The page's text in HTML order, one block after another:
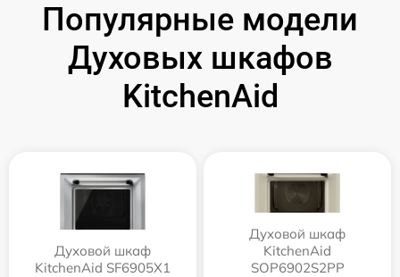
Популярные модели
Духовых шкафов
KitchenAid
Духовой шкаф
KitchenAid SF6905X1
Духовой шкаф
KitchenAid
SOP6902S2PP